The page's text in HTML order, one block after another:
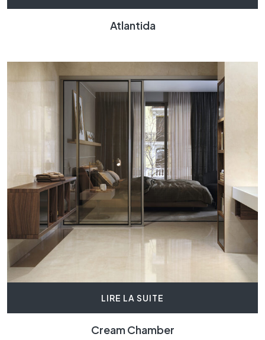
Atlantida
LIRE LA SUITE
Cream Chamber